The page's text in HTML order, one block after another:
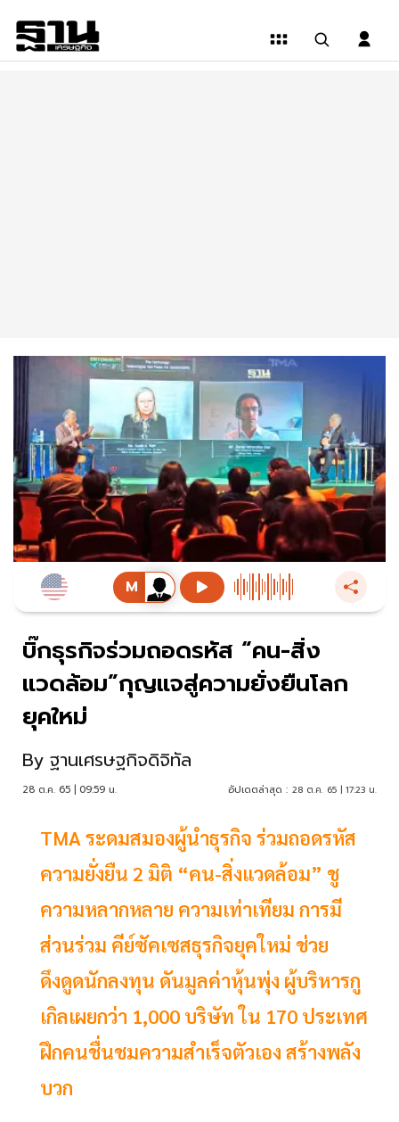
บิ๊กธุรกิจร่วมถอดรหัส “คน-สิ่ง
แวดล้อม”กุญแจสู่ความยั่งยืนโลก
ยุคใหม่
By ฐานเศรษฐกิจดิจิทัล
28 ต.ค. 65 | 09:59 น. อัปเดตล่าสุด : 28 ต.ค. 65 | 17:23 น.
TMA ระดมสมองผู้นำธุรกิจ ร่วมถอดรหัส
ความยั่งยืน 2 มิติ “คน-สิ่งแวดล้อม” ชู
ความหลากหลาย ความเท่าเทียม การมี
ส่วนร่วม คีย์ซัคเซสธุรกิจยุคใหม่ ช่วย
ดึงดูดนักลงทุน ดันมูลค่าหุ้นพุ่ง ผู้บริหารกู
เกิลเผยกว่า 1,000 บริษัท ใน 170 ประเทศ
ฝึกคนชื่นชมความสำเร็จตัวเอง สร้างพลัง
บวก